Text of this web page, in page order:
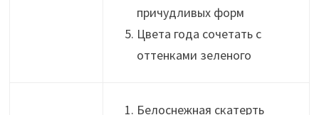
причудливых форм
Цвета года сочетать с
оттенками зеленого
Белоснежная скатерть